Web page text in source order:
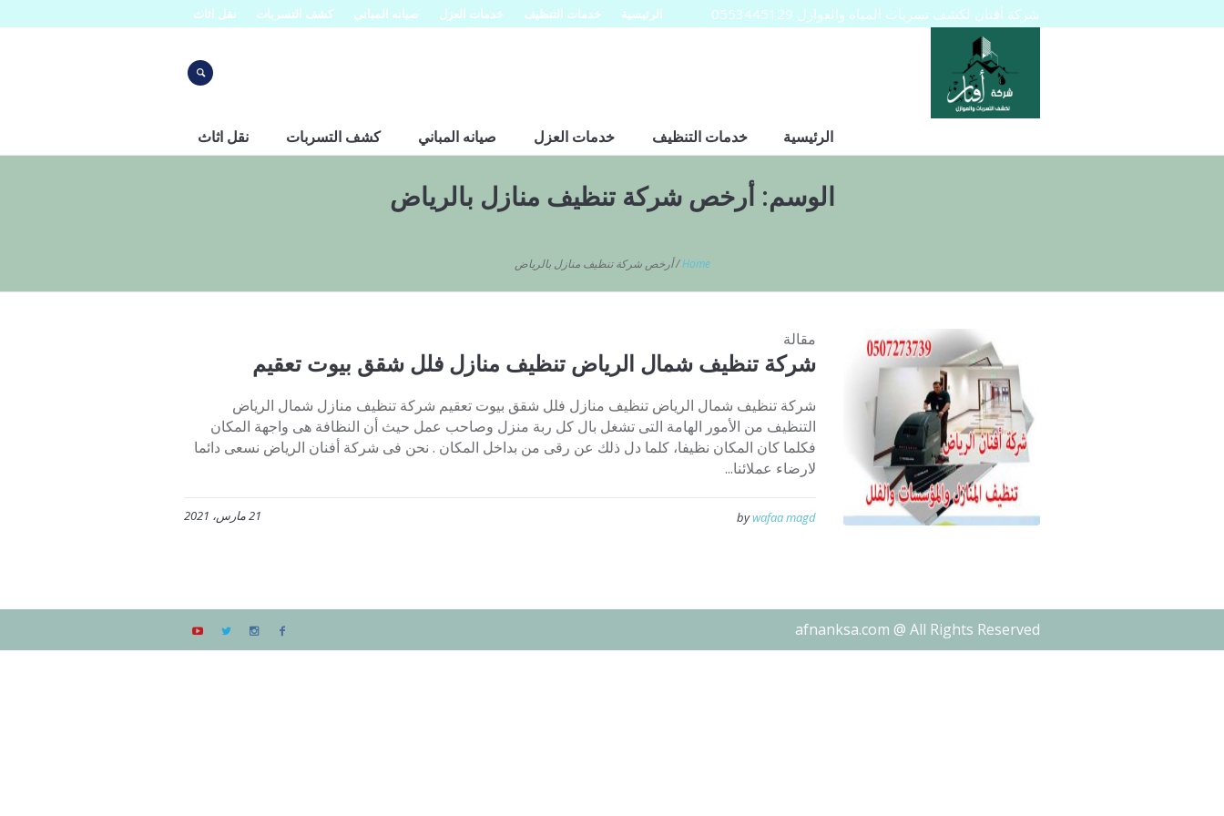
الرئيسية خدمات التنظيف خدمات العزل صيانه المباني كشف التسربات نقل اثاث شركة أفنان لكشف تسربات المياه والعوازل 0553445129
الرئيسية خدمات التنظيف خدمات العزل صيانه المباني كشف التسربات نقل اثاث
الوسم:أرخص شركة تنظيف منازل بالرياض
Home
/أرخص شركة تنظيف منازل بالرياض
مقالة
شركة تنظيف شمال الرياض تنظيف منازل فلل شقق بيوت تعقيم
شركة تنظيف شمال الرياض تنظيف منازل فلل شقق بيوت تعقيم شركة تنظيف منازل شمال الرياض
التنظيف من الأمور الهامة التى تشغل بال كل ربة منزل وصاحب عمل حيث أن النظافة هى واجهة المكان
فكلما كان المكان نظيفا، كلما دل ذلك عن رقى من بداخل المكان . نحن فى شركة أفنان الرياض نسعى دائما
لارضاء عملائنا...
21 مارس، 2021 bywafaa magd
afnanksa.com @ All Rights Reserved